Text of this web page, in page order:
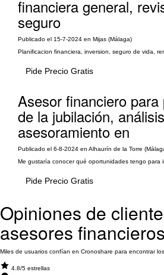
financiera general,
seguro
Publicado el 15-7-2024 en Mijas (Málaga)
Planificacion financiera, inversion, seguro de vida,
Pide Precio Gratis
Asesor financiero para
de la jubilación,
asesoramiento en
Publicado el 6-8-2024 en Alhaurín de la Torre
Me gustaría conocer qué oportunidades tengo para
Pide Precio Gratis
Opiniones de
asesores
Miles de usuarios confían en Cronoshare para encontrar
4.8/5 estrellas